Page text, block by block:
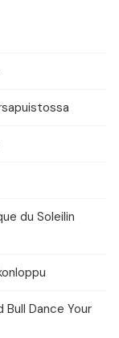
du Soleilin
Dance Your